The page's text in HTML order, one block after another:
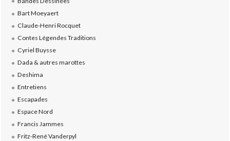
Bart Moeyaert
Claude-Henri Rocquet
Contes Légendes Traditions
Cyriel Buysse
Dada & autres marottes
Deshima
Entretiens
Escapades
Espace Nord
Francis Jammes
Fritz-René Vanderpyl